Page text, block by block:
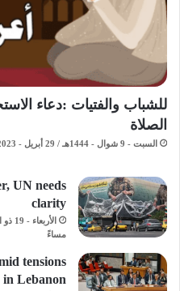
للشباب والفتيات :دعاء
الصلاة
السبت - 9 شوال - 1444هـ / 29 أبريل - 2023م / 8:02 مساءً
UN needs
clarity
مساءً
tensions
in Lebanon